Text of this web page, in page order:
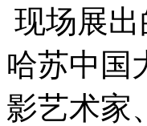
现场展
哈苏中国
影艺术家